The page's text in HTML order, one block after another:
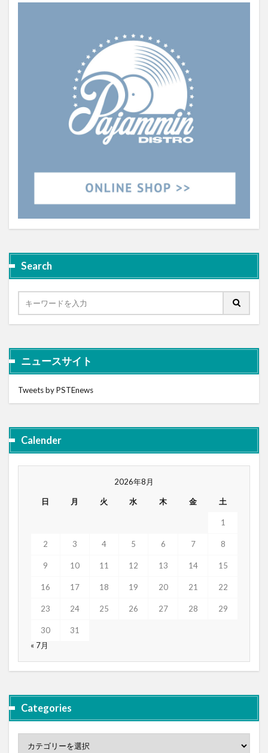
Search
ニュースサイト
Tweets by PSTEnews
Calender
2026年8月
日 月 火 水 木 金 土
1
2 3 4 5 6 7 8
9 10 11 12 13 14 15
16 17 18 19 20 21 22
23 24 25 26 27 28 29
30
31
« 7月
Categories